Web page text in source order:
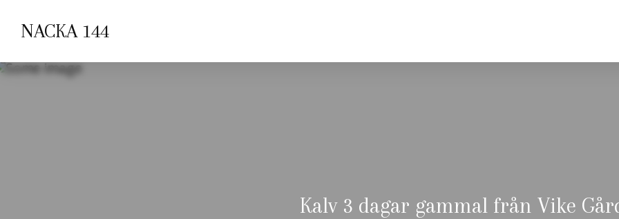
NACKA 144
Kalv 3 dagar gammal från Vike